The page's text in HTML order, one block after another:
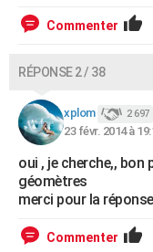
Commenter
RÉPONSE 2 / 38
xplom 2 697
23 févr. 2014 à
oui , je cherche,, bon
géomètres
merci pour la
Commenter